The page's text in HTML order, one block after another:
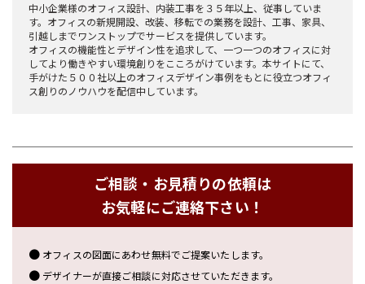
中小企業様のオフィス設計、内装工事を３５年以上、従事していま
す。オフィスの新規開設、改装、移転での業務を設計、工事、家具、
引越しまでワンストップでサービスを提供しています。
オフィスの機能性とデザイン性を追求して、一つ一つのオフィスに対
してより働きやすい環境創りをこころがけています。本サイトにて、
手がけた５００社以上のオフィスデザイン事例をもとに役立つオフィ
ス創りのノウハウを配信中しています。
ご相談・お見積りの依頼は
お気軽にご連絡下さい！
オフィスの図面にあわせ無料でご提案いたします。
デザイナーが直接ご相談に対応させていただきます。